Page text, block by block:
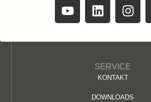
SERVICE
KONTAKT
DOWNLOADS